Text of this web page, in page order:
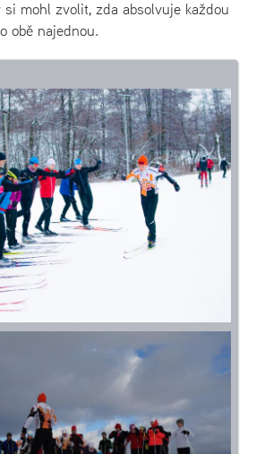
mohl zvolit, zda absolvuje každou
obě najednou.